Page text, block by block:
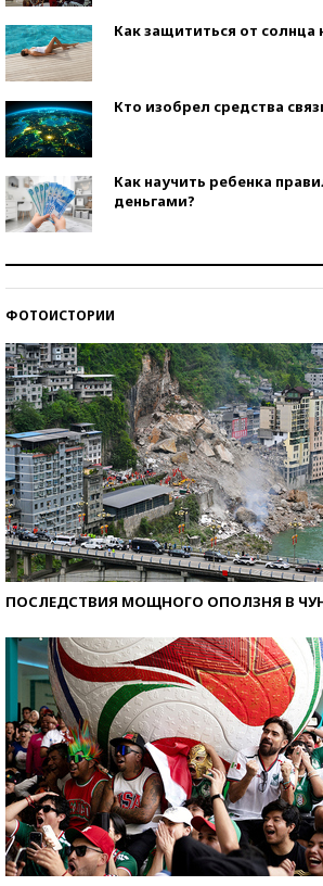
Как защититься от солнца
Кто изобрел средства
Как научить ребенка
деньгами?
ФОТОИСТОРИИ
ПОСЛЕДСТВИЯ МОЩНОГО ОПОЛЗНЯ В